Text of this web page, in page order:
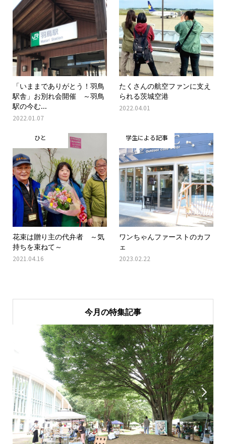
「いままでありがとう！羽鳥
駅舎」お別れ会開催 ～羽鳥
駅の今む...
2022.01.07
たくさんの航空ファンに支え
られる茨城空港
2022.04.01
ひと
花束は贈り主の代弁者 ～気
持ちを束ねて～
2021.04.16
学生による記事
ワンちゃんファーストのカフ
ェ
2023.02.22
今月の特集記事
 